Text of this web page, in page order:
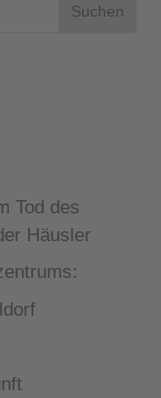
Suchen
Tod des
Häusler